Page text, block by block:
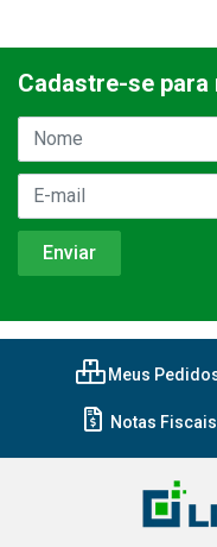
Cadastre-se
Meus
Notas Fiscais